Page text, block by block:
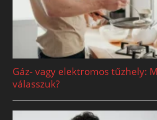
Gáz- vagy elektromos tűzhely:
válasszuk?